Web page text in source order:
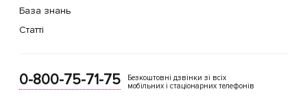
База знань
Статті
0-800-75-71-75
Безкоштовні дзвінки зі всіх
мобільних і стаціонарних телефонів